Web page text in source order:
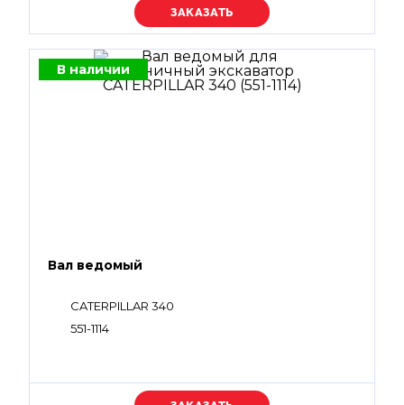
Уточняйте цену
В наличии
Вал ведомый
CATERPILLAR 340
551-1114